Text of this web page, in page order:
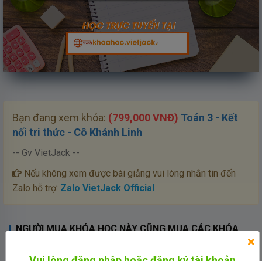
Unmute Loaded
75.07%
Bạn đang xem khóa: (799,000 VNĐ) Toán 3 - Kết
nối tri thức - Cô Khánh Linh
-- Gv VietJack --
Nếu không xem được bài giảng vui lòng nhắn tin đến
Zalo hỗ trợ: Zalo VietJack Official
NGƯỜI MUA KHÓA HỌC NÀY CŨNG MUA CÁC KHÓA
Xem thêm »